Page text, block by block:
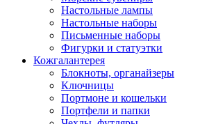
Настольные лампы
Настольные наборы
Письменные наборы
Фигурки и статуэтки
Кожгалантерея
Блокноты, органайзеры
Ключницы
Портмоне и кошельки
Портфели и папки